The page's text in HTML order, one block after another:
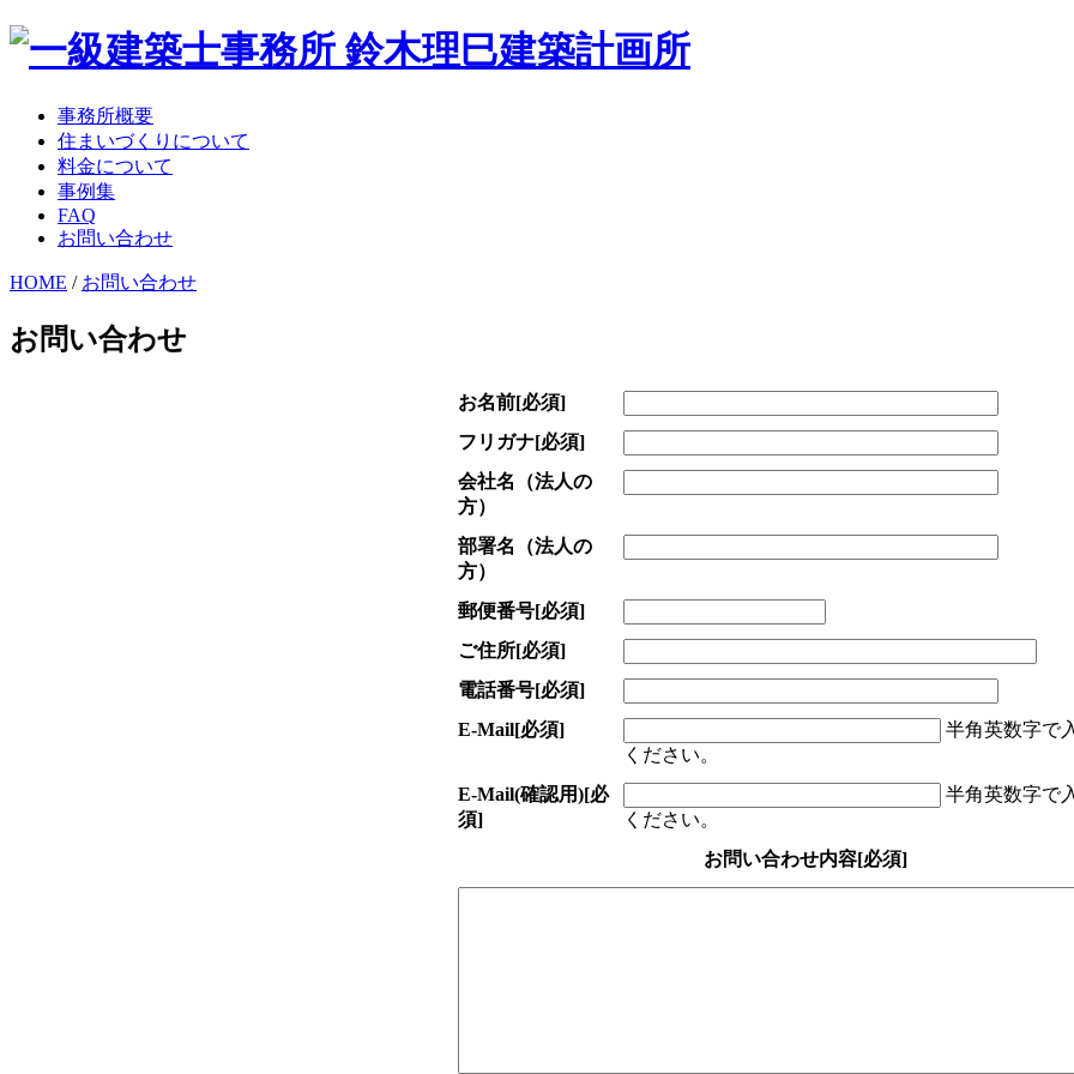
事務所概要
住まいづくりについて
料金について
事例集
FAQ
お問い合わせ
HOME / お問い合わせ
お問い合わせ
お名前[必須]
フリガナ[必須]
会社名（法人の
方）
部署名（法人の
方）
郵便番号[必須]
ご住所[必須]
電話番号[必須]
E-Mail[必須]
半角英数字で
ください。
E-Mail(確認用)[必
須]
半角英数字で
ください。
お問い合わせ内容[必須]